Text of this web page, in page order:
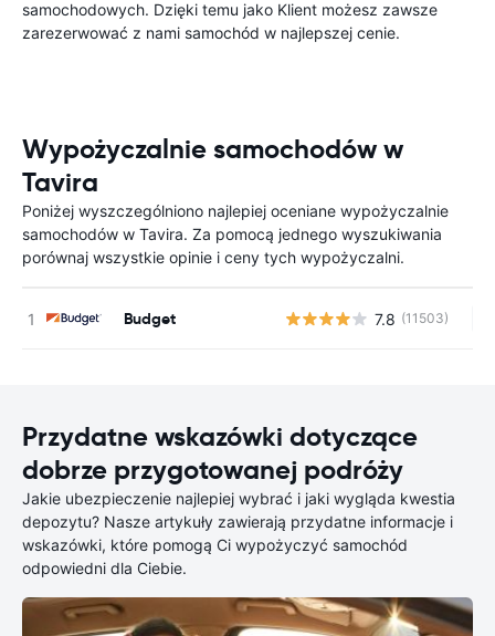
samochodowych. Dzięki temu jako Klient możesz zawsze
zarezerwować z nami samochód w najlepszej cenie.
Wypożyczalnie samochodów w
Tavira
Poniżej wyszczególniono najlepiej oceniane wypożyczalnie
samochodów w Tavira. Za pomocą jednego wyszukiwania
porównaj wszystkie opinie i ceny tych wypożyczalni.
Budget 7.8 (11503)
Przydatne wskazówki dotyczące
dobrze przygotowanej podróży
Jakie ubezpieczenie najlepiej wybrać i jaki wygląda kwestia
depozytu? Nasze artykuły zawierają przydatne informacje i
wskazówki, które pomogą Ci wypożyczyć samochód
odpowiedni dla Ciebie.